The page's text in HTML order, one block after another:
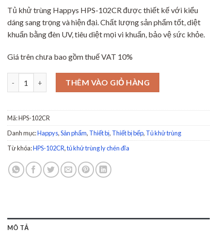
Tủ khử trùng Happys HPS-102CR được thiết kế với kiểu
dáng sang trọng và hiện đại. Chất lượng sản phẩm tốt, diệt
khuẩn bằng đèn UV, tiêu diệt mọi vi khuẩn, bảo vệ sức khỏe.
Giá trên chưa bao gồm thuế VAT 10%
Tủ diệt khuẩn, khử trùng Happys HPS-102CR số lượng
THÊM VÀO GIỎ HÀNG
Mã:HPS-102CR
Danh mục:Happys,Sản phẩm, Thiết bị, Thiết bị bếp, Tủ khử trùng
Từ khóa:HPS-102CR,tủ khử trùng ly chén đĩa
MÔ TẢ